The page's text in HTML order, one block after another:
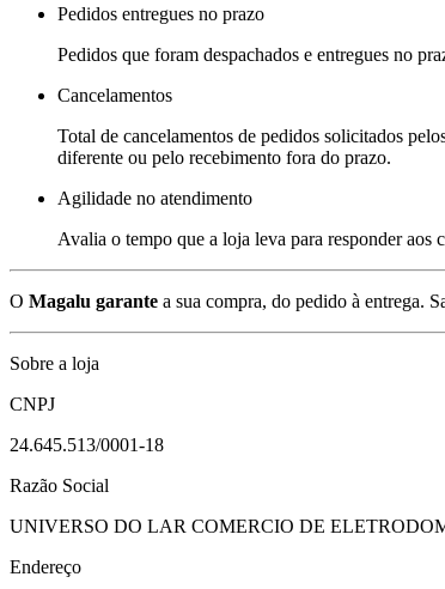
Pedidos entregues no prazo
Pedidos que foram despachados e entregues no
Cancelamentos
Total de cancelamentos de pedidos solicitados
diferente ou pelo recebimento fora do prazo.
Agilidade no atendimento
Avalia o tempo que a loja leva para responder aos
O Magalu garante a sua compra, do pedido à entrega.
Sobre a loja
CNPJ
24.645.513/0001-18
Razão Social
UNIVERSO DO LAR COMERCIO DE
Endereço